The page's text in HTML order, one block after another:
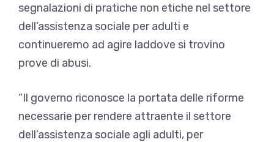
segnalazioni di pratiche non etiche nel settore
dell’assistenza sociale per adulti e
continueremo ad agire laddove si trovino
prove di abusi.
“Il governo riconosce la portata delle riforme
necessarie per rendere attraente il settore
dell’assistenza sociale agli adulti, per